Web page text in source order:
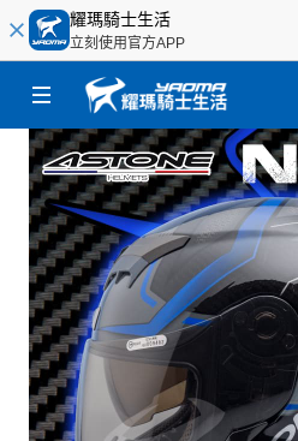
耀瑪騎士生活
立刻使用官方APP